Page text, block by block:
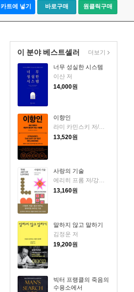
카트에 넣기 바로구매 원클릭구매
이 분야 베스트셀러
너무 성실한 시스템
이산 저
14,000원
이향인
라미 카민스키 저/최지숙 역
13,520원
사랑의 기술
13,160원
말하지 않고 말하기
김정운 저
19,200원
빅터 프랭클의 죽음의
수용소에서
더보기